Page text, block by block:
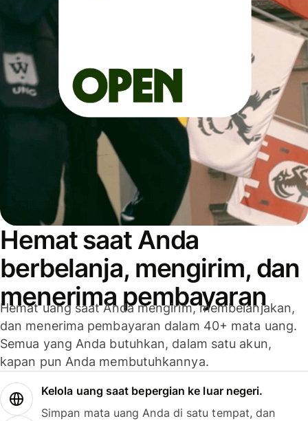
Hemat saat Anda
berbelanja, mengirim, dan
menerima pembayaran
Hemat uang saat Anda mengirim, membelanjakan,
dan menerima pembayaran dalam 40+ mata uang.
Semua yang Anda butuhkan, dalam satu akun,
kapan pun Anda membutuhkannya.
Kelola uang saat bepergian ke luar negeri.
Simpan mata uang Anda di satu tempat, dan